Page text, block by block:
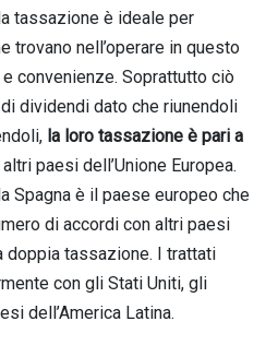
tassazione è ideale per
trovano nell’operare in questo
convenienze. Soprattutto ciò
dividendi dato che riunendoli
la loro tassazione è pari a
paesi dell’Unione Europea.
Spagna è il paese europeo che
di accordi con altri paesi
doppia tassazione. I trattati
con gli Stati Uniti, gli
dell’America Latina.